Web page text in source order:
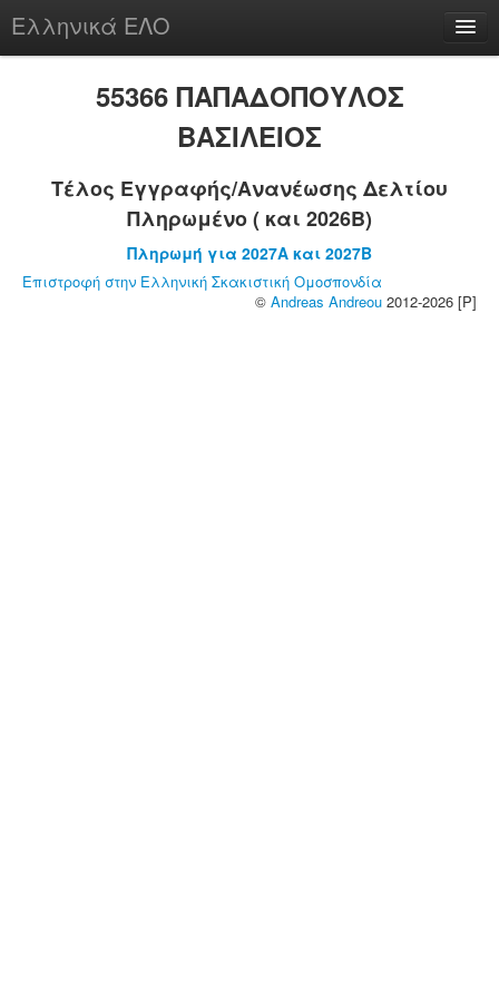
Ελληνικά ΕΛΟ
chesstu.be @ discord
55366 ΠΑΠΑΔΟΠΟΥΛΟΣ
ΒΑΣΙΛΕΙΟΣ
Τέλος Εγγραφής/Ανανέωσης Δελτίου
Πληρωμένο ( και 2026B)
Πληρωμή για 2027A και 2027B
Επιστροφή στην Ελληνική Σκακιστική Ομοσπονδία
© Andreas Andreou 2012-2026 [P]